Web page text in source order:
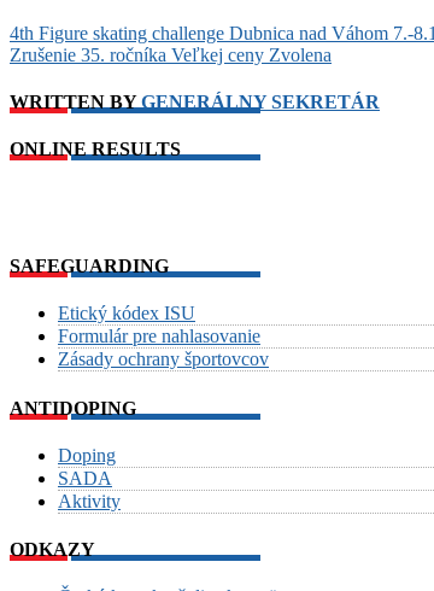
4th Figure skating challenge Dubnica nad Váhom 7.-
Zrušenie 35. ročníka Veľkej ceny Zvolena
WRITTEN BYGENERÁLNY SEKRETÁR
ONLINE RESULTS
SAFEGUARDING
Etický kódex ISU
Formulár pre nahlasovanie
Zásady ochrany športovcov
ANTIDOPING
Doping
SADA
Aktivity
ODKAZY